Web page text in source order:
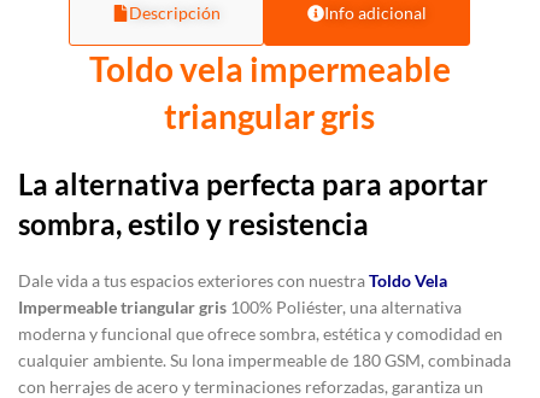
Descripción Info adicional
Toldo vela impermeable
triangular gris
La alternativa perfecta para aportar
sombra, estilo y resistencia
Dale vida a tus espacios exteriores con nuestraToldo Vela
Impermeable triangular gris 100% Poliéster, una alternativa
moderna y funcional que ofrece sombra, estética y comodidad en
cualquier ambiente. Su lona impermeable de 180 GSM, combinada
con herrajes de acero y terminaciones reforzadas, garantiza un